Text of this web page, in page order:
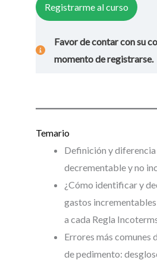
Registrarme al curso
Favor de contar con su
momento de registrarse.
Temario
Definición y
decrementable y no
¿Cómo identificar y
gastos
a cada Regla
Errores más comunes
de pedimento: